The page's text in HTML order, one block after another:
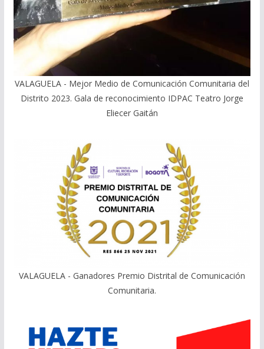
VALAGUELA - Mejor Medio de Comunicación Comunitaria del
Distrito 2023. Gala de reconocimiento IDPAC Teatro Jorge
Eliecer Gaitán
VALAGUELA - Ganadores Premio Distrital de Comunicación
Comunitaria.